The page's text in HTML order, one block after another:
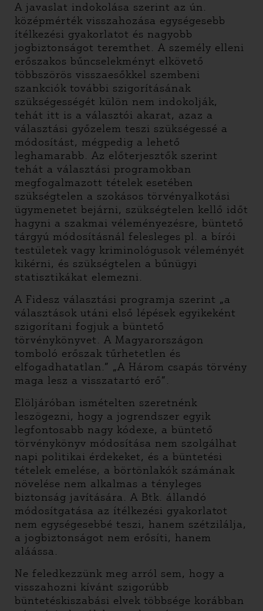
A javaslat indokolása szerint az ún.
középmérték visszahozása egységesebb
ítélkezési gyakorlatot és nagyobb
jogbiztonságot teremthet. A személy elleni
erőszakos bűncselekményt elkövető
többszörös visszaesőkkel szembeni
szankciók további szigorításának
szükségességét külön nem indokolják,
tehát itt is a választói akarat, azaz a
választási győzelem teszi szükségessé a
módosítást, mégpedig a lehető
leghamarabb. Az előterjesztők szerint
tehát a választási programokban
megfogalmazott tételek esetében
szükségtelen a szokásos törvényalkotási
ügymenetet bejárni, szükségtelen kellő időt
hagyni a szakmai véleményezésre, büntető
tárgyú módosításnál felesleges pl. a bírói
testületek vagy kriminológusok véleményét
kikérni, és szükségtelen a bűnügyi
statisztikákat elemezni.
A Fidesz választási programja szerint „a
választások utáni első lépések egyikeként
szigorítani fogjuk a büntető
törvénykönyvet. A Magyarországon
tomboló erőszak tűrhetetlen és
elfogadhatatlan.” „A Három csapás törvény
maga lesz a visszatartó erő”.
Elöljáróban ismételten szeretnénk
leszögezni, hogy a jogrendszer egyik
legfontosabb nagy kódexe, a büntető
törvénykönyv módosítása nem szolgálhat
napi politikai érdekeket, és a büntetési
tételek emelése, a börtönlakók számának
növelése nem alkalmas a tényleges
biztonság javítására. A Btk. állandó
módosítgatása az ítélkezési gyakorlatot
nem egységesebbé teszi, hanem szétzilálja,
a jogbiztonságot nem erősíti, hanem
aláássa.
Ne feledkezzünk meg arról sem, hogy a
visszahozni kívánt szigorúbb
büntetéskiszabási elvek többsége korábban